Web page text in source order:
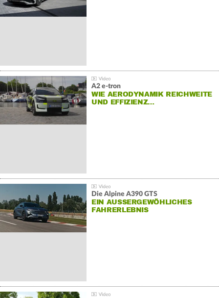
A2 e-tron
WIE AERODYNAMIK REICHWEITE
UND EFFIZIENZ…
Die Alpine A390 GTS
EIN AUSSERGEWÖHLICHES F
AHRERLEBNIS